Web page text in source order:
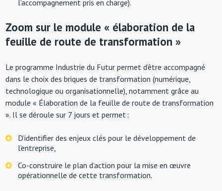
l’accompagnement pris en charge).
Zoom sur le module « élaboration de la
feuille de route de transformation »
Le programme Industrie du Futur permet d’être accompagné
dans le choix des briques de transformation (numérique,
technologique ou organisationnelle), notamment grâce au
module « Élaboration de la feuille de route de transformation
». Il se déroule sur 7 jours et permet :
D’identifier des enjeux clés pour le développement de
l’entreprise,
Co-construire le plan d’action pour la mise en œuvre
opérationnelle de cette transformation.